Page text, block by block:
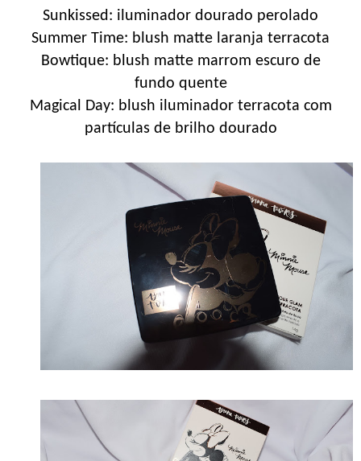
Sunkissed: iluminador dourado perolado
Summer Time: blush matte laranja terracota
Bowtique: blush matte marrom escuro de
fundo quente
Magical Day: blush iluminador terracota com
partículas de brilho dourado